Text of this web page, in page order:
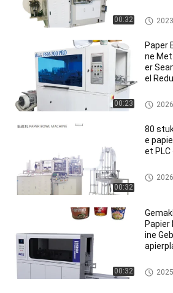
00:32
vormen
00:23
Paper
ne
er
el
00:32
80
e
et
aakt
00:32
Papier
ine